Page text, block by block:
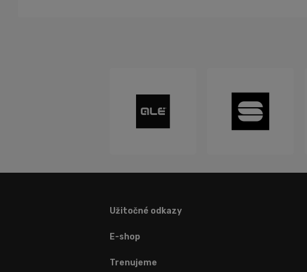
Užitočné odkazy
E-shop
Trenujeme